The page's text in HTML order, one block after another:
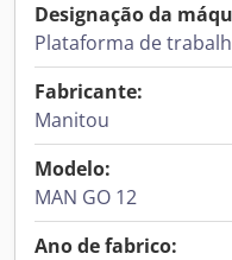
Designação da
Plataforma de
Fabricante:
Manitou
Modelo:
MAN GO 12
Ano de fabrico: